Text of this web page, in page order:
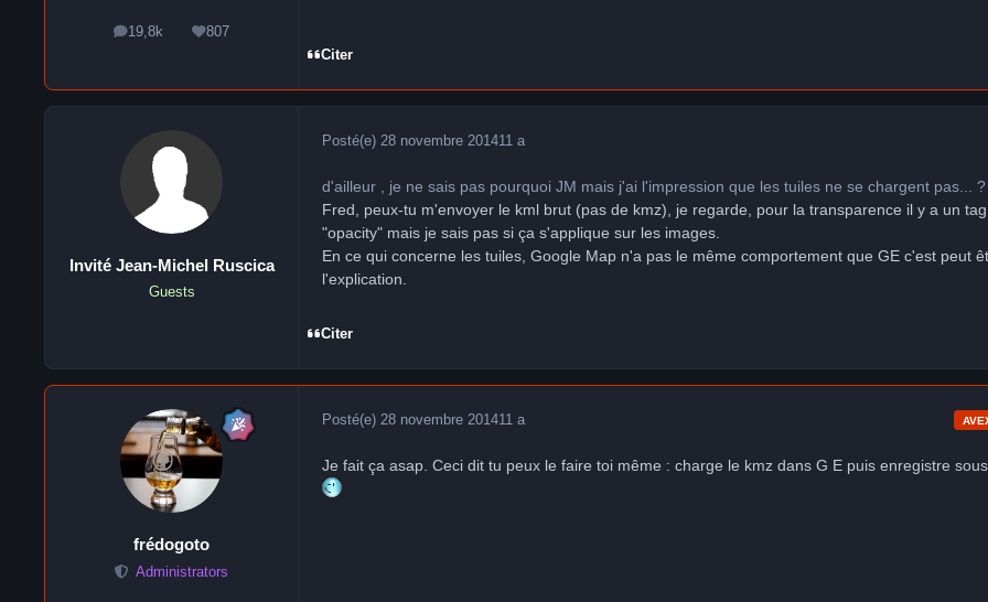
19,8k
messages807
Réputation
Citer
Invité Jean-Michel Ruscica
Guests
Posté(e) 28 novembre 201411 a
d'ailleur , je ne sais pas pourquoi JM mais j'ai l'impression que les tuiles ne se chargent pas... ?
Fred, peux-tu m'envoyer le kml brut (pas de kmz), je regarde, pour la transparence il y a un tag
"opacity" mais je sais pas si ça s'applique sur les images.
En ce qui concerne les tuiles, Google Map n'a pas le même comportement que GE c'est peut
l'explication.
Citer
frédogoto
Administrators
Posté(e) 28 novembre 201411 a
Je fait ça asap. Ceci dit tu peux le faire toi même : charge le kmz dans G E puis enregistre